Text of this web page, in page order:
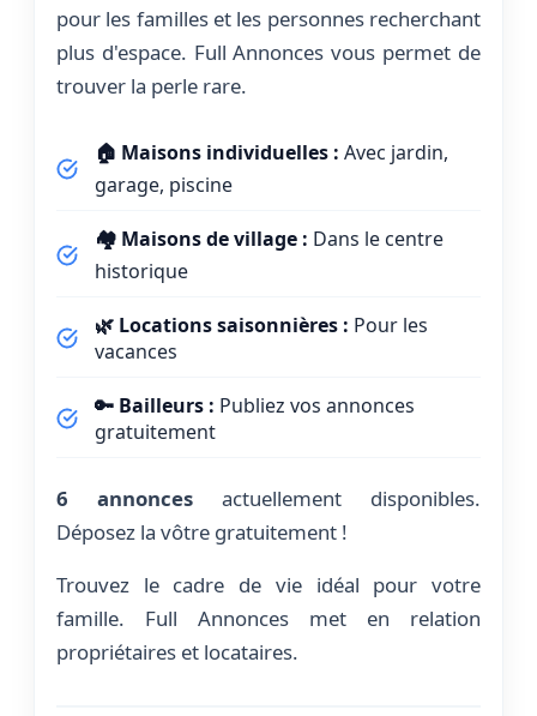
pour les familles et les personnes recherchant
plus d'espace. Full Annonces vous permet de
trouver la perle rare.
🏠 Maisons individuelles : Avec jardin,
garage, piscine
🏘️ Maisons de village : Dans le centre
historique
🌿 Locations saisonnières : Pour les
vacances
🔑 Bailleurs : Publiez vos annonces
gratuitement
6 annonces actuellement disponibles.
Déposez la vôtre gratuitement !
Trouvez le cadre de vie idéal pour votre
famille. Full Annonces met en relation
propriétaires et locataires.